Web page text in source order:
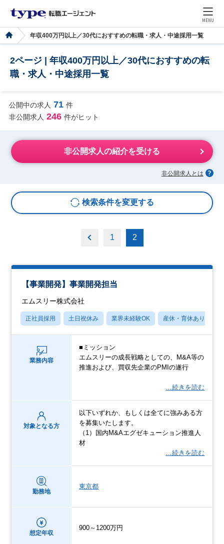
MENU
年収400万円以上／30代におすすめの転職・求人・中途採用一覧
2ページ | 年収400万円以上／30代におすすめの転
職・求人・中途採用一覧
公開中の求人 71 件
非公開求人 246 件がヒット
非公開求人の紹介を受ける
非公開求人とは
検索条件を変更する
1 2
【事業開発】事業開発担当
エムスリー株式会社
正社員採用 土日祝休み 業界未経験OK 産休・育休あり
業務内容
■ミッション
エムスリーの成長戦略としての、M&A等の
推進および、買収先企業のPMIの遂行
…続きを読む
対象となる方
以下いずれか、もしくは全てに強みある方
を募集いたします。
（1）国内M&Aエグゼキューション推進人
材
…続きを読む
勤務地
東京都
想定年収
900～1200万円